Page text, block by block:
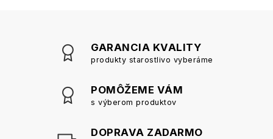
GARANCIA KVALITY
produkty starostlivo vyberáme
POMÔŽEME VÁM
s výberom produktov
DOPRAVA ZADARMO